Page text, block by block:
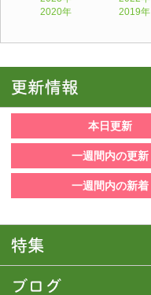
2020年
2019年
本日更新
一週間内の更新
一週間内の新着